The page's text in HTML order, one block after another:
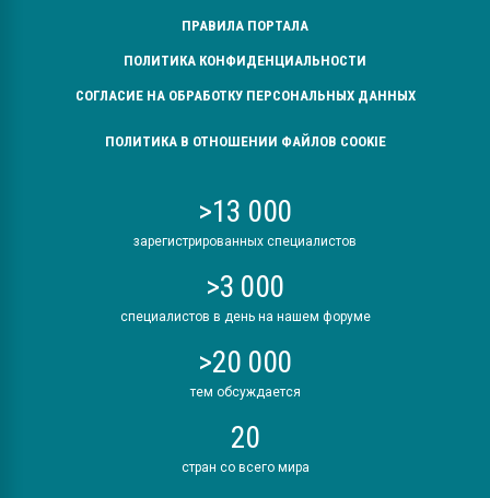
ПРАВИЛА ПОРТАЛА
ПОЛИТИКА КОНФИДЕНЦИАЛЬНОСТИ
СОГЛАСИЕ НА ОБРАБОТКУ ПЕРСОНАЛЬНЫХ ДАННЫХ
ПОЛИТИКА В ОТНОШЕНИИ ФАЙЛОВ COOKIE
>13 000
зарегистрированных специалистов
>3 000
специалистов в день на нашем форуме
>20 000
тем обсуждается
20
стран со всего мира